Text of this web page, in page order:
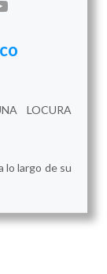
LOCURA
lo largo de su